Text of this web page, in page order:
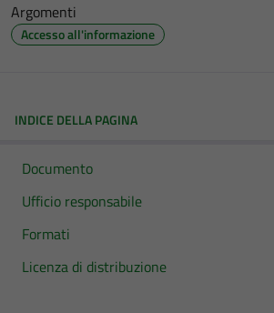
Argomenti
Accesso all'informazione
INDICE DELLA PAGINA
Documento
Ufficio responsabile
Formati
Licenza di distribuzione